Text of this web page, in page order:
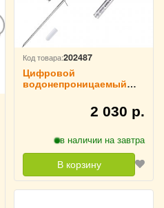
Код товара:202487
Цифровой
водонепроницаемый
продуктов с щупом
Thermopro TP5102 030 р.
в наличии на завтра
В корзину